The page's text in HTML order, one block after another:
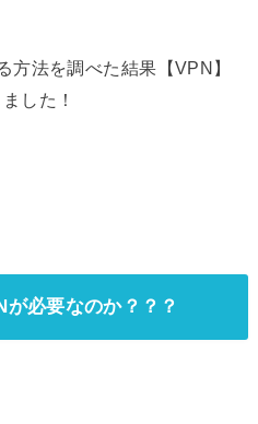
方法を調べた結果【VPN】
した！
必要なのか？？？